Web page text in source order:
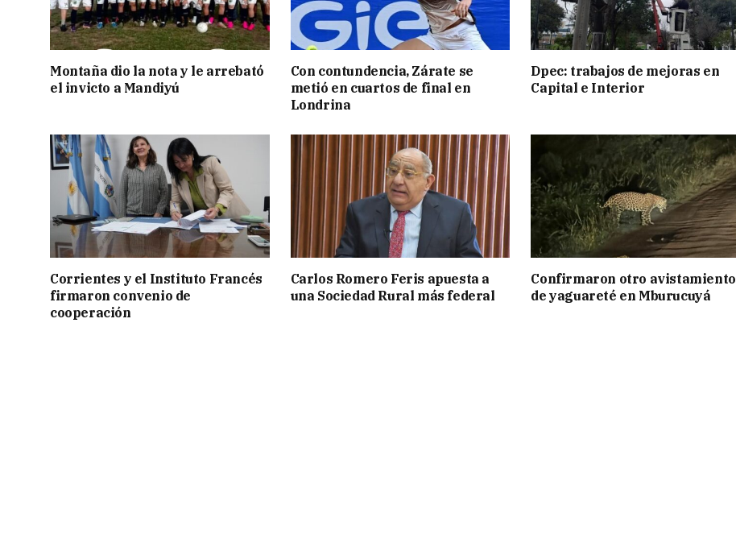
Montaña dio la nota y le arrebató
el invicto a Mandiyú
Con contundencia, Zárate se
metió en cuartos de final en
Londrina
Dpec: trabajos de mejoras en
Capital e Interior
Corrientes y el Instituto Francés
firmaron convenio de
cooperación
Carlos Romero Feris apuesta a
una Sociedad Rural más federal
Confirmaron otro avistamiento
de yaguareté en Mburucuyá